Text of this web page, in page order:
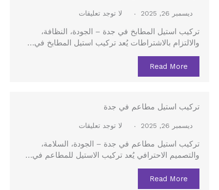
ديسمبر 26, 2025 لا توجد تعليقات
تركيب استيل المطابخ في جدة – الجودة، النظافة،
والالتزام بالاشتراطات يُعد تركيب استيل المطابخ في…
Read More
تركيب استيل مطاعم في جدة
ديسمبر 26, 2025 لا توجد تعليقات
تركيب استيل مطاعم في جدة – الجودة، السلامة،
والتصميم الاحترافي يُعد تركيب الاستيل للمطاعم في…
Read More